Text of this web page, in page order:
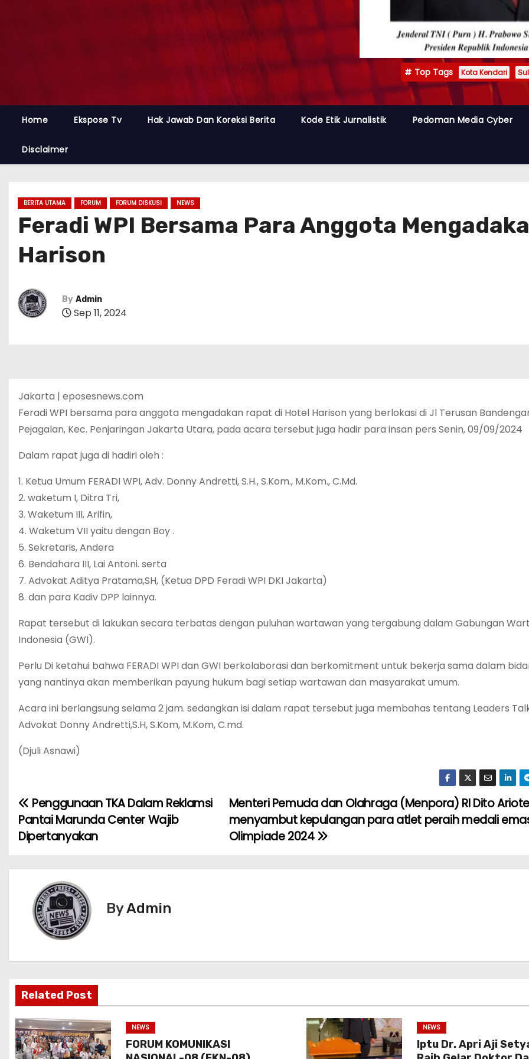
Top Tags Kota Kendari
Home Ekspose Tv Hak Jawab Dan Koreksi Berita Kode Etik Jurnalistik Pedoman Media Cyber
Disclaimer
BERITA UTAMA FORUM FORUM DISKUSI NEWS
Feradi WPI Bersama Para Anggota
Harison
By Admin
Sep 11, 2024
Jakarta | eposesnews.com
Feradi WPI bersama para anggota mengadakan rapat di Hotel Harison yang berlokasi di Jl Terusan
Pejagalan, Kec. Penjaringan Jakarta Utara, pada acara tersebut juga hadir para insan pers Senin, 09/09/2024
Dalam rapat juga di hadiri oleh :
1. Ketua Umum FERADI WPI, Adv. Donny Andretti, S.H., S.Kom., M.Kom., C.Md.
2. waketum I, Ditra Tri,
3. Waketum III, Arifin,
4. Waketum VII yaitu dengan Boy .
5. Sekretaris, Andera
6. Bendahara III, Lai Antoni. serta
7. Advokat Aditya Pratama,SH, (Ketua DPD Feradi WPI DKI Jakarta)
8. dan para Kadiv DPP lainnya.
Rapat tersebut di lakukan secara terbatas dengan puluhan wartawan yang tergabung dalam Gabungan
Indonesia (GWI).
Perlu Di ketahui bahwa FERADI WPI dan GWI berkolaborasi dan berkomitment untuk bekerja sama dalam
yang nantinya akan memberikan payung hukum bagi setiap wartawan dan masyarakat umum.
Acara ini berlangsung selama 2 jam. sedangkan isi dalam rapat tersebut juga membahas tentang Leaders
Advokat Donny Andretti,S.H, S.Kom, M.Kom, C.md.
(Djuli Asnawi)
N
a
s
i
p
o
Menteri Pemuda dan Olahraga (Menpora) RI Dito
menyambut kepulangan para atlet peraih medali
Olimpiade 2024
Penggunaan TKA Dalam Reklamsi
Pantai Marunda Center Wajib
Dipertanyakan
ByAdmin
Related Post
NEWS
FORUM KOMUNIKASI
NEWS
Iptu Dr. Apri Aji